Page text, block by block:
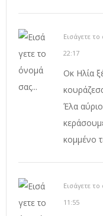
Εισάγετε
22:17
Οκ Ηλία
Έλα
κομμένο
Εισάγετε
11:55